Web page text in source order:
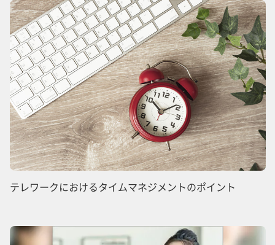
テレワークにおけるタイムマネジメントのポイント